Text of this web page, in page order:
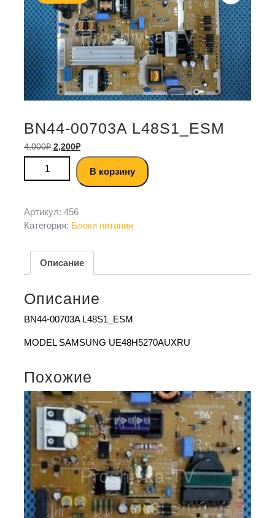
BN44-00703A L48S1_ESM
4,000₽ 2,200₽
В корзину
Артикул: 456
Категория: Блоки питания
Описание
Описание
BN44-00703A L48S1_ESM
MODEL SAMSUNG UE48H5270AUXRU
Похожие